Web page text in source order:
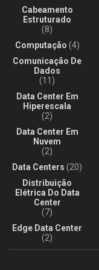
Cabeamento
Estruturado
(8)
Computação (4)
Comunicação De
Dados
(11)
Data Center Em
Hiperescala
(2)
Data Center Em
Nuvem
(2)
Data Centers (20)
Distribuição
Elétrica Do Data
Center
(7)
Edge Data Center
(2)